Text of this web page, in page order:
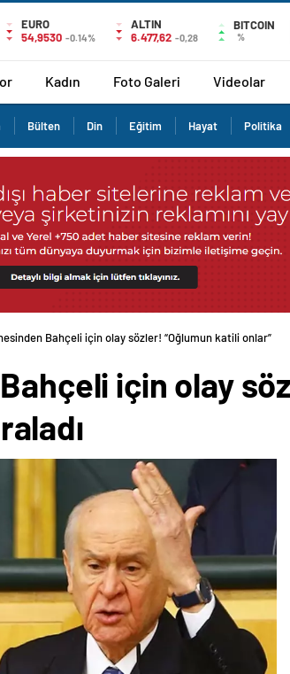
EURO
54,9530 -0.14%
ALTIN
6.477,62 -0,28
BITCOIN
%
Kadın Foto Galeri Videolar
Bülten Din Eğitim Hayat Politika
Bahçeli için olay sözler! “Oğlumun katili onlar”
için olay